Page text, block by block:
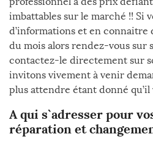
imbattables sur le marché !! Si
d’informations et en connaitre
du mois alors rendez-vous sur
contactez-le directement sur
invitons vivement à venir
plus attendre étant donné qu’il
A qui s`adresser pour
réparation et